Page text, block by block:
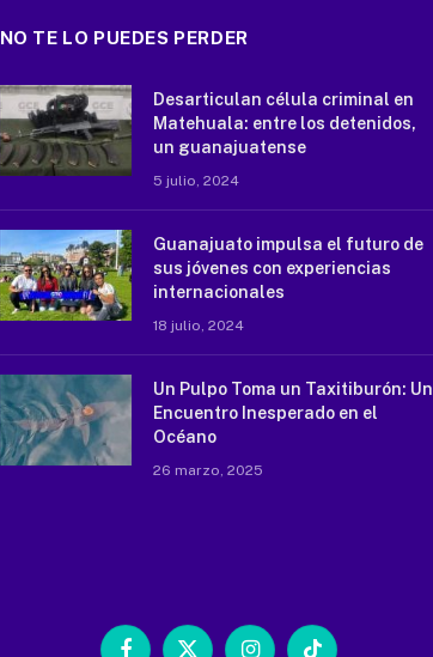
NO TE LO PUEDES PERDER
Desarticulan célula criminal en
Matehuala: entre los detenidos,
un guanajuatense
5 julio, 2024
Guanajuato impulsa el futuro de
sus jóvenes con experiencias
internacionales
18 julio, 2024
Un Pulpo Toma un Taxitiburón: Un
Encuentro Inesperado en el
Océano
26 marzo, 2025